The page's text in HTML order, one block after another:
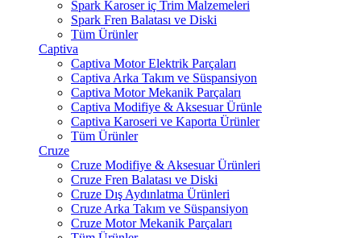
Spark Karoser iç Trim Malzemeleri
Spark Fren Balatası ve Diski
Tüm Ürünler
Captiva
Captiva Motor Elektrik Parçaları
Captiva Arka Takım ve Süspansiyon
Captiva Motor Mekanik Parçaları
Captiva Modifiye & Aksesuar Ürünle
Captiva Karoseri ve Kaporta Ürünler
Tüm Ürünler
Cruze
Cruze Modifiye & Aksesuar Ürünleri
Cruze Fren Balatası ve Diski
Cruze Dış Aydınlatma Ürünleri
Cruze Arka Takım ve Süspansiyon
Cruze Motor Mekanik Parçaları